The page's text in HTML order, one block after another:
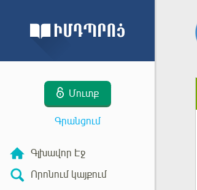
Մուտք
Գրանցում
Գլխավոր Էջ
Որոնում կայքում